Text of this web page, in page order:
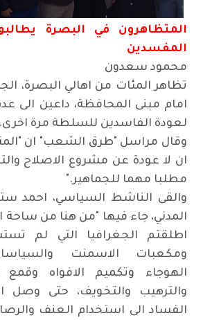
المتظاهرون في البصرة
المفسدين
محمود سعدون
تظاهر المئات من اهالي البصرة،
امام مبنى المحافظة، داعين الى
لعودة الفاسدين للسلطة مرة اخرى.
وقال مراسل "طرق الشعب" ان
ان لا عودة عن مشروع الاصلاح
مطلبا مهما للجماهير".
والقى الناشط السياسي، احمد
المدني، جاء فيها "من هنا من ساحة
اطلقتم الجغرافيا التي لم
ومكعبات الاسمنت
الهوجاء وتكميم الافواه وقمع
والترهيب والتخويف، حتى وصل
الفساد الى استخدام العنف